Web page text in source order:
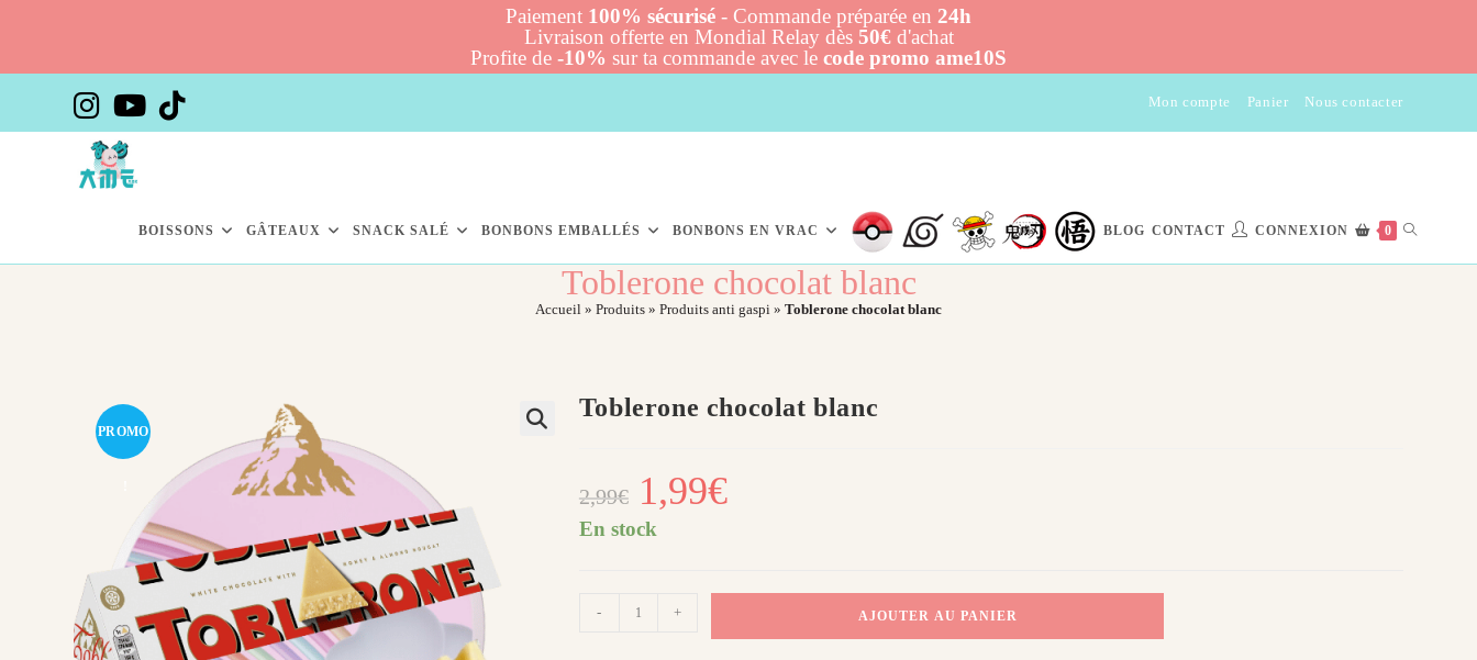
Paiement 100% sécurisé - Commande préparée en 24h
Livraison offerte en Mondial Relay dès 50€d'achat
Profite de -10% sur ta commande avec le code promo ame10S
Mon compte Panier Nous contacter
BOISSONS GÂTEAUX SNACK SALÉ BONBONS EMBALLÉS BONBONS EN VRAC BLOG CONTACT CONNEXION 0 TOGGLE
Toblerone chocolat blanc
Accueil » Produits » Produits anti gaspi » Toblerone chocolat blanc
PROMO
Toblerone chocolat blanc
2,99€
Le
initial
était :
2,99€.
1,99€Le
actuel
En stock
- + AJOUTER AU PANIER